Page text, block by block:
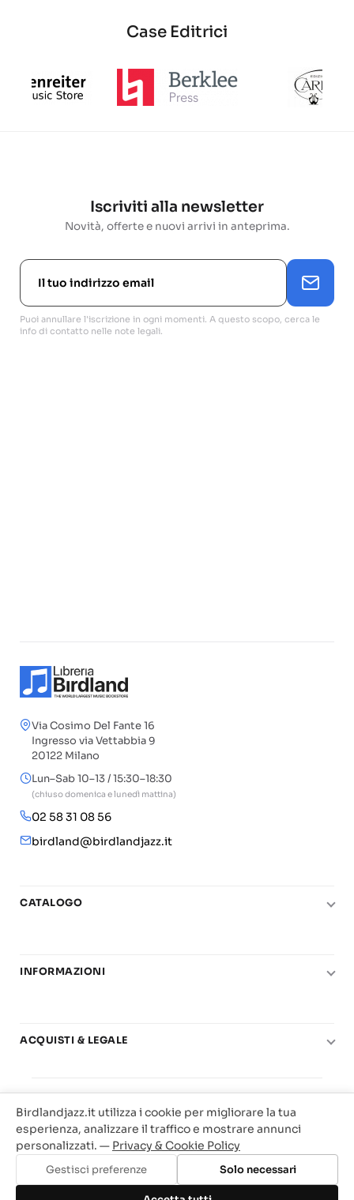
Aggiungi al carrello
Case Editrici
Iscriviti alla newsletter
Novità, offerte e nuovi arrivi in anteprima.
Puoi annullare l'iscrizione in ogni momenti. A questo scopo, cerca le
info di contatto nelle note legali.
Via Cosimo Del Fante 16
Ingresso via Vettabbia 9
20122 Milano
Lun–Sab 10–13 / 15:30–18:30
(chiuso domenica e lunedì mattina)
02 58 31 08 56
birdland@birdlandjazz.it
CATALOGO
Chitarra
Basi play-along
Offerte
INFORMAZIONI
Carta del Docente
ACQUISTI & LEGALE
Privacy & Cookie
Traccia il tuo ordine
Birdland Milano. P.Iva 12093700156
Web Agency Milano
Birdlandjazz.it utilizza i cookie per migliorare la tua
esperienza, analizzare il traffico e mostrare annunci
personalizzati. — Privacy & Cookie Policy
Gestisci preferenze Solo necessari